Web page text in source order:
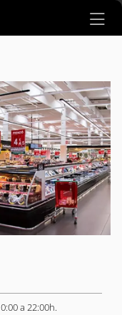
a 22:00h.